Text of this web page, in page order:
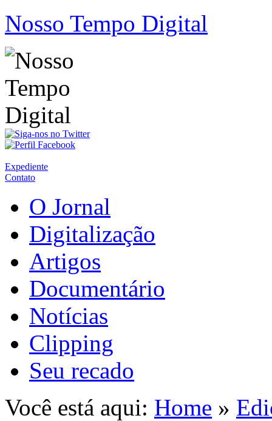
Nosso Tempo Digital
Expediente
Contato
O Jornal
Digitalização
Artigos
Documentário
Notícias
Clipping
Seu recado
Você está aqui: Home »